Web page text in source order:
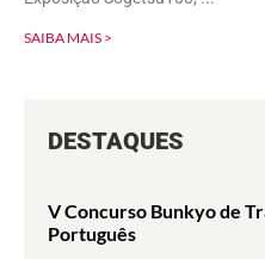
SAIBA MAIS >
DESTAQUES
V Concurso Bunkyo de
Português